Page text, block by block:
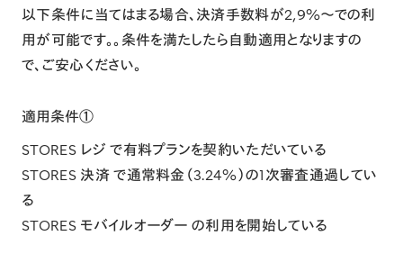
以下条件に当てはまる場合、決済手数料が2,9%〜での利
用が可能です。。条件を満たしたら自動適用となりますの
で、ご安心ください。
適用条件①
STORES レジ で有料プランを契約いただいている
STORES 決済 で通常料金（3.24%）の1次審査通過してい
る
STORES モバイルオーダー の利用を開始している